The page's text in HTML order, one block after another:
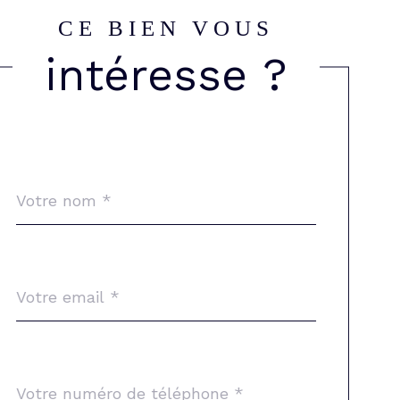
CE BIEN VOUS
intéresse ?
par
*
*
*